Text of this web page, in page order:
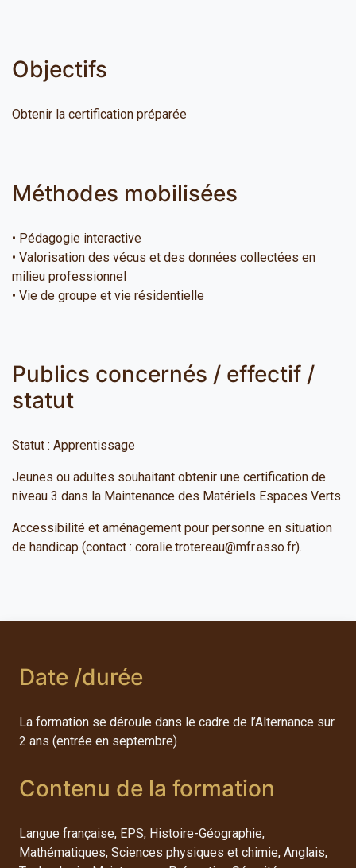
Objectifs
Obtenir la certification préparée
Méthodes mobilisées
• Pédagogie interactive
• Valorisation des vécus et des données collectées en
milieu professionnel
• Vie de groupe et vie résidentielle
Publics concernés / effectif /
statut
Statut : Apprentissage
Jeunes ou adultes souhaitant obtenir une certification de
niveau 3 dans la Maintenance des Matériels Espaces Verts
Accessibilité et aménagement pour personne en situation
de handicap (contact : coralie.trotereau@mfr.asso.fr).
Date /durée
La formation se déroule dans le cadre de l’Alternance sur
2 ans (entrée en septembre)
Contenu de la formation
Langue française, EPS, Histoire-Géographie,
Mathématiques, Sciences physiques et chimie, Anglais,